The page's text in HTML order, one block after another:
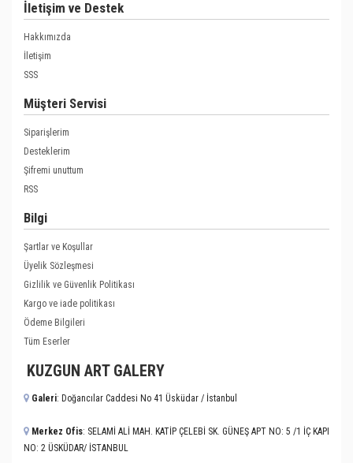
İletişim ve Destek
Hakkımızda
İletişim
SSS
Müşteri Servisi
Siparişlerim
Desteklerim
Şifremi unuttum
RSS
Bilgi
Şartlar ve Koşullar
Üyelik Sözleşmesi
Gizlilik ve Güvenlik Politikası
Kargo ve iade politikası
Ödeme Bilgileri
Tüm Eserler
KUZGUN ART GALERY
Galeri: Doğancılar Caddesi No 41 Üsküdar / İstanbul
Merkez Ofis: SELAMİ ALİ MAH. KATİP ÇELEBİ SK. GÜNEŞ APT NO: 5 /1 İÇ KAPI
NO: 2 ÜSKÜDAR/ İSTANBUL